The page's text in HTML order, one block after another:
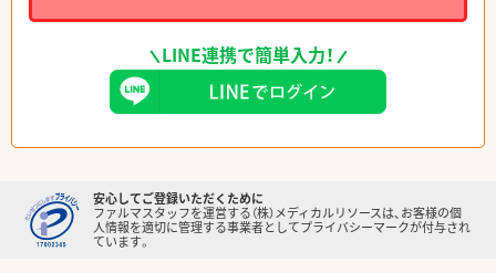
LINE連携で簡単入力！
安心してご登録いただくために
ファルマスタッフを運営する（株）メディカルリソースは、お客様の個
人情報を適切に管理する事業者としてプライバシーマークが付与され
ています。